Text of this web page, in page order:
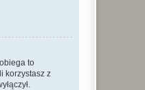
to
korzystasz z